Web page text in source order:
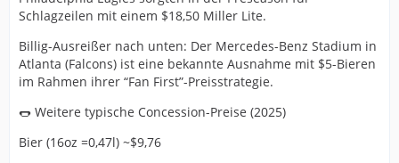
Schlagzeilen mit einem $18,50 Miller Lite.
Billig-Ausreißer nach unten: Der Mercedes-Benz Stadium in
Atlanta (Falcons) ist eine bekannte Ausnahme mit $5-Bieren
im Rahmen ihrer “Fan First”-Preisstrategie.
🌭 Weitere typische Concession-Preise (2025)
Bier (16oz =0,47l) ~$9,76